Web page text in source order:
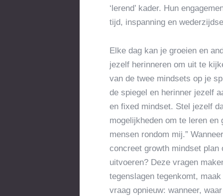
‘lerend’ kader. Hun
tijd, inspanning en
Elke dag kan je groeien en
jezelf herinneren om uit te
van de twee mindsets op je
de spiegel en herinner jezelf
en fixed mindset. Stel jezelf
mogelijkheden om te leren
mensen rondom mij.”
concreet growth mindset plan
uitvoeren? Deze vragen
tegenslagen tegenkomt,
vraag opnieuw: wanneer,